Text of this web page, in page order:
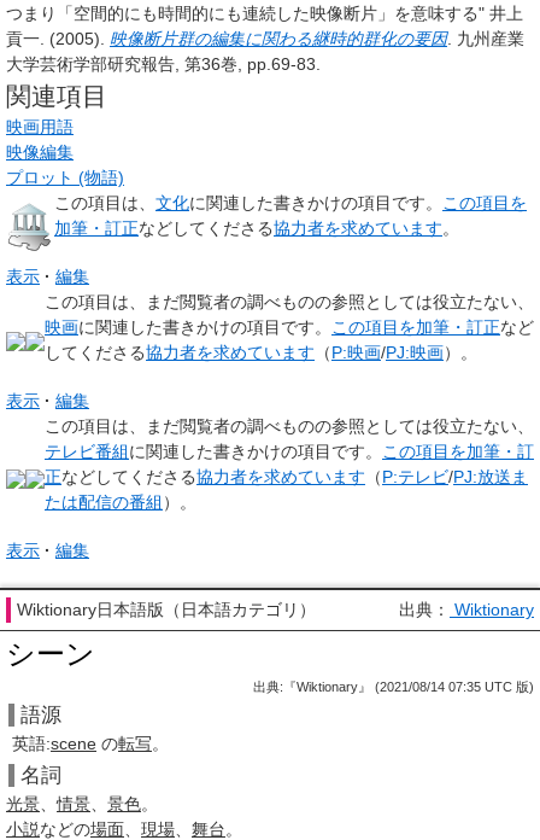
つまり「空間的にも時間的にも連続した映像断片」を意味する" 井上
貢一. (2005). 映像断片群の編集に関わる継時的群化の要因. 九州産業
大学芸術学部研究報告, 第36巻, pp.69-83.
関連項目
映画用語
映像編集
プロット (物語)
この項目は、 文化に関連した書きかけの項目です。
この項目を
加筆・訂正などしてくださる協力者を求めています。
表示
編集
この項目は、まだ閲覧者の調べものの参照としては役立たない、
映画に関連した書きかけの項目です。 この項目を加筆・訂正など
してくださる協力者を求めています （P:映画/PJ:映画）。
表示
編集
この項目は、まだ閲覧者の調べものの参照としては役立たない、
テレビ番組に関連した書きかけの項目です。
この項目を加筆・訂
正などしてくださる協力者を求めています （P:テレビ/PJ:放送ま
たは配信の番組 ）。
表示 編集
Wiktionary日本語版（日本語カテゴリ） 出典： Wiktionary
シーン
出典:『Wiktionary』 (2021/08/14 07:35 UTC 版)
語源
英語:scene の転写。
名詞
光景 、情景 景色。
小説などの場面 現場 舞台。